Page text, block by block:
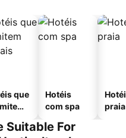
que
Hotéis
com spa
praia
Suitable For